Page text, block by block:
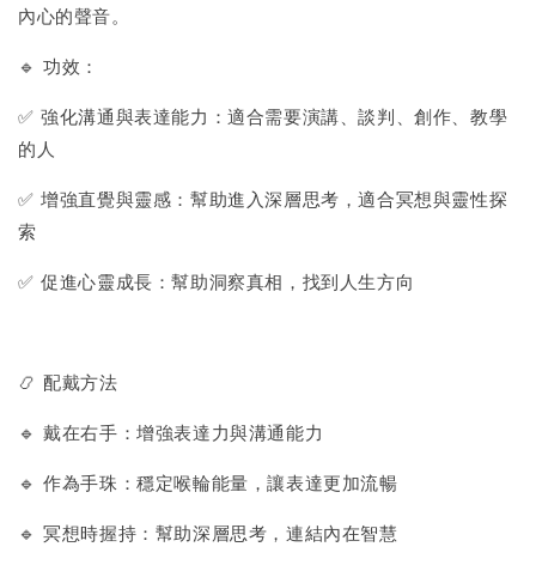
內心的聲音。
🔹 功效：
✅ 強化溝通與表達能力：適合需要演講、談判、創作、教學
的人
✅ 增強直覺與靈感：幫助進入深層思考，適合冥想與靈性探
索
✅ 促進心靈成長：幫助洞察真相，找到人生方向
📿 配戴方法
🔹 戴在右手：增強表達力與溝通能力
🔹 作為手珠：穩定喉輪能量，讓表達更加流暢
🔹 冥想時握持：幫助深層思考，連結內在智慧